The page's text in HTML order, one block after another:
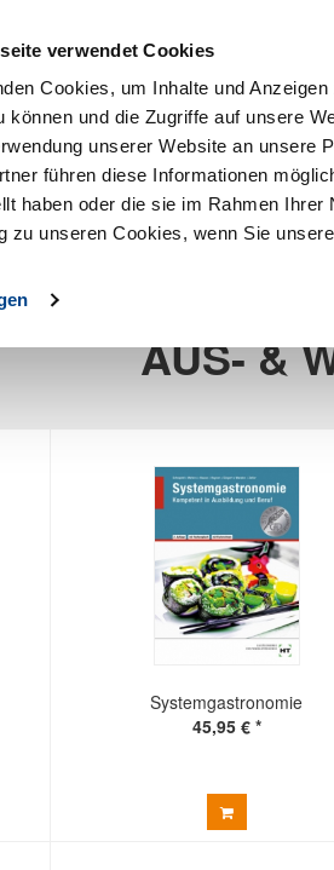
verwendet Cookies
Cookies, um Inhalte und
können und die Zugriffe auf unsere
unserer Website an unsere
führen diese Informationen
haben oder die sie im Rahmen
zu unseren Cookies, wenn Sie
Betriebswirtschaft
AUS- &
Systemgastronomie
45,95 € *